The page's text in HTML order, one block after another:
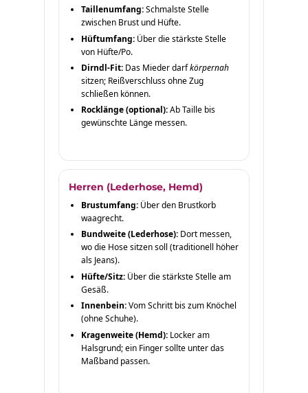
Taillenumfang:Schmalste Stelle
zwischen Brust und Hüfte.
Hüftumfang: Über die stärkste Stelle
von Hüfte/Po.
Dirndl-Fit: Das Mieder darfkörpernah
sitzen; Reißverschluss ohne Zug
schließen können.
Rocklänge (optional):Ab Taille bis
gewünschte Länge messen.
Herren (Lederhose, Hemd)
Brustumfang: Über den Brustkorb
waagrecht.
Bundweite (Lederhose): Dort messen,
wo die Hose sitzen soll (traditionell höher
als Jeans).
Hüfte/Sitz: Über die stärkste Stelle am
Gesäß.
Innenbein:Vom Schritt bis zum Knöchel
(ohne Schuhe).
Kragenweite (Hemd): Locker am
Halsgrund; ein Finger sollte unter das
Maßband passen.